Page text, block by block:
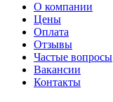
О компании
Цены
Оплата
Отзывы
Частые вопросы
Вакансии
Контакты